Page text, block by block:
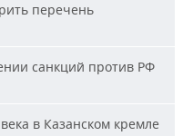
перечень
санкций против РФ
в Казанском кремле